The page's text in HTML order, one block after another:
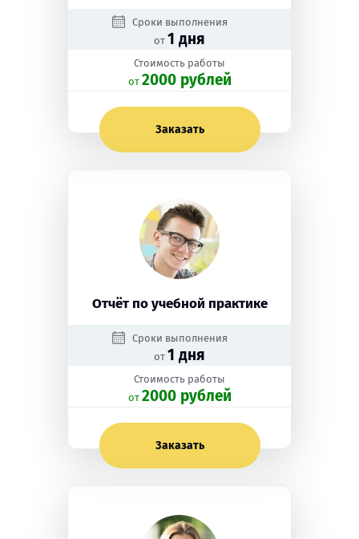
Сроки выполнения
от 1 дня
Стоимость работы
oт 2000 рублей
Заказать
Отчёт по учебной практике
Сроки выполнения
от 1 дня
Стоимость работы
oт 2000 рублей
Заказать